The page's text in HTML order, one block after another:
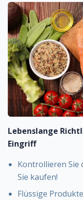
Lebenslange
Eingriff
Kontrollieren Sie
Sie kaufen!
Flüssige